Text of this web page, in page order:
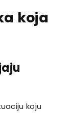
koja
koju